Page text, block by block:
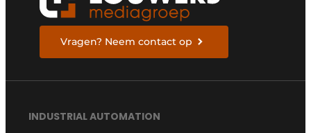
Vragen? Neem contact op
INDUSTRIAL AUTOMATION